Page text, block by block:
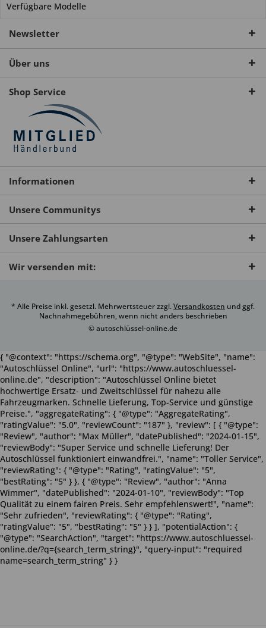
Verfügbare Modelle
Newsletter
Über uns
Shop Service
Informationen
Unsere Communitys
Unsere Zahlungsarten
Wir versenden mit:
* Alle Preise inkl. gesetzl. Mehrwertsteuer zzgl.Versandkosten und ggf.
Nachnahmegebühren, wenn nicht anders beschrieben
© autoschlüssel-online.de
{ "@context": "https://schema.org", "@type": "WebSite", "name":
"Autoschlüssel Online", "url": "https://www.autoschluessel-
online.de", "description": "Autoschlüssel Online bietet
hochwertige Ersatz- und Zweitschlüssel für nahezu alle
Fahrzeugmarken. Schnelle Lieferung, Top-Service und günstige
Preise.", "aggregateRating": { "@type": "AggregateRating",
"ratingValue": "5.0", "reviewCount": "187" }, "review": [ { "@type":
"Review", "author": "Max Müller", "datePublished": "2024-01-15",
"reviewBody": "Super Service und schnelle Lieferung! Der
Autoschlüssel funktioniert einwandfrei.", "name": "Toller Service",
"reviewRating": { "@type": "Rating", "ratingValue": "5",
"bestRating": "5" } }, { "@type": "Review", "author": "Anna
Wimmer", "datePublished": "2024-01-10", "reviewBody": "Top
Qualität zu einem fairen Preis. Sehr empfehlenswert!", "name":
"Sehr zufrieden", "reviewRating": { "@type": "Rating",
"ratingValue": "5", "bestRating": "5" } } ], "potentialAction": {
"@type": "SearchAction", "target": "https://www.autoschluessel-
online.de/?q={search_term_string}", "query-input": "required
name=search_term_string" } }